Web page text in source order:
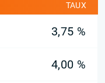
TAUX
3,75 %
4,00 %